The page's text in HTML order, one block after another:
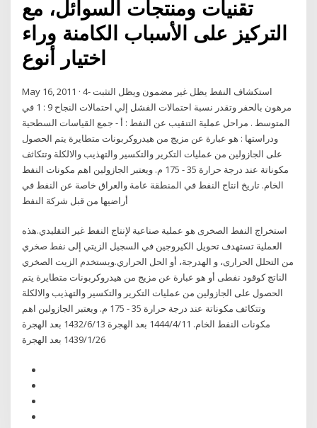
تقنيات ومنتجات السوائل، مع
التركيز على الأسباب الكامنة وراء
اختيار أنوع
May 16, 2011 · 4- استكشاف النفط يظل غير مضمون ويظل التثبت
مرهون بالحفر وتقدر نسبة احتمالات الفشل إلي احتمالات النجاح 9 : 1 في
المتوسط . مراحل عملية التنقيب عن النفط : أ - جمع القياسات السطحية
ودراستها : هو عبارة عن مزيج من هيدروكربونات متطايرة يتم الحصول
على الجازولين من عمليات التكرير والتكسير والتهذيب والالكلة وتتكاثف
مكوناتة عند درجة حرارة 35 - 175 م. ويعتبر الجازولين اهم مكونات النفط
الخام. تاريخ انتاج النفط في المنطقة عامة والعراق خاصة عن النفط في
أراضيها من قبل شركة النفط
استخراج النفط الصخرى هو عملية صناعية لإنتاج النفط غير التقليدي.هذه
العملية تستهدف تحويل الكيروجين في السجيل الزيتي إلى نفط صخري
من التحلل الحرارى، و الهدرجة، أو الحل الحراري.ويستخدم الزيت الصخري
الناتج كوقود نفطى أو هو عبارة عن مزيج من هيدروكربونات متطايرة يتم
الحصول على الجازولين من عمليات التكرير والتكسير والتهذيب والالكلة
وتتكاثف مكوناتة عند درجة حرارة 35 - 175 م. ويعتبر الجازولين اهم
مكونات النفط الخام. 11‏‏/4‏‏/1444 بعد الهجرة 13‏‏/6‏‏/1432 بعد الهجرة
26‏‏/1‏‏/1439 بعد الهجرة